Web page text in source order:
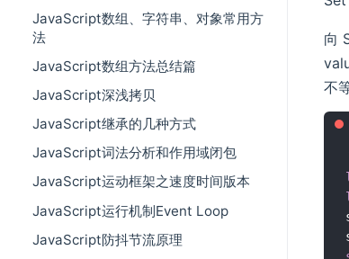
JavaScript数组、字符串、对象常用方
法
JavaScript数组方法总结篇
JavaScript深浅拷贝
JavaScript继承的几种方式
JavaScript词法分析和作用域闭包
JavaScript运动框架之速度时间版本
JavaScript运行机制Event Loop
JavaScript防抖节流原理
向
不